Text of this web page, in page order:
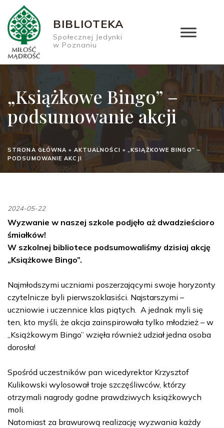
BIBLIOTEKA
Społecznej Jedynki
w Poznaniu
„Książkowe Bingo” –
podsumowanie akcji
STRONA GŁÓWNA » AKTUALNOŚCI »„KSIĄŻKOWE BINGO” –
PODSUMOWANIE AKCJI
2024-05-22
Wyzwanie w naszej szkole podjęło aż dwadzieścioro
śmiałków!
W szkolnej bibliotece podsumowaliśmy dzisiaj akcję
„Książkowe Bingo”.
Najmłodszymi uczniami poszerzającymi swoje horyzonty
czytelnicze byli pierwszoklasiści. Najstarszymi –
uczniowie i uczennice klas piątych. A jednak myli się
ten, kto myśli, że akcja zainspirowała tylko młodzież – w
„Książkowym Bingo” wzięła również udział jedna osoba
dorosła!
Spośród uczestników pan wicedyrektor Krzysztof
Kulikowski wylosował troje szczęśliwców, którzy
otrzymali nagrody godne prawdziwych książkowych
moli.
Natomiast za brawurową realizację wyzwania każdy